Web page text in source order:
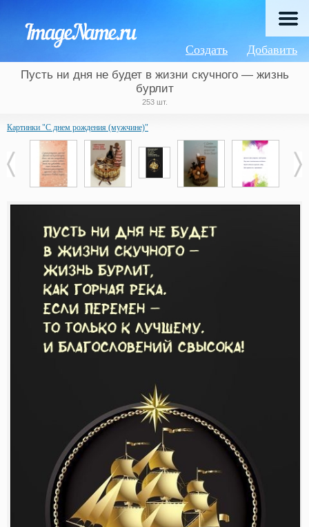
Добавить
Создать
Пусть ни дня не будет в жизни скучного — жизнь
бурлит
253 шт.
Картинки "С днем рождения (мужчине)"